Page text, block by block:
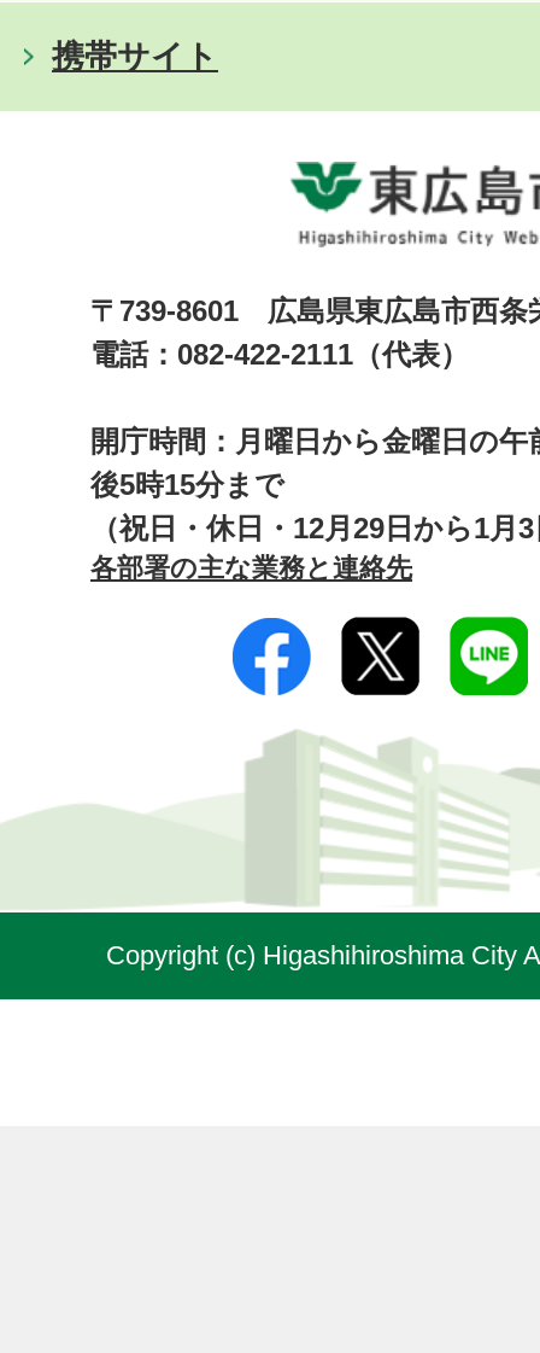
携帯サイト
〒739-8601 広島県東広島市西
電話：082-422-2111（代表）
開庁時間：月曜日から金曜日の午
後5時15分まで
（祝日・休日・12月29日から1月
各部署の主な業務と連絡先
Copyright (c) Higashihiroshima City